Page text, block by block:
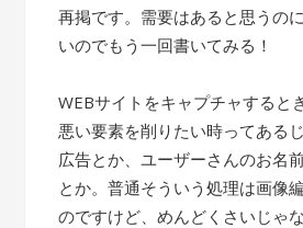
再掲です。需要はあると思うの
いのでもう一回書いてみる！
WEBサイトをキャプチャすると
悪い要素を削りたい時ってある
広告とか、ユーザーさんのお名
とか。普通そういう処理は画像
のですけど、めんどくさいじゃ